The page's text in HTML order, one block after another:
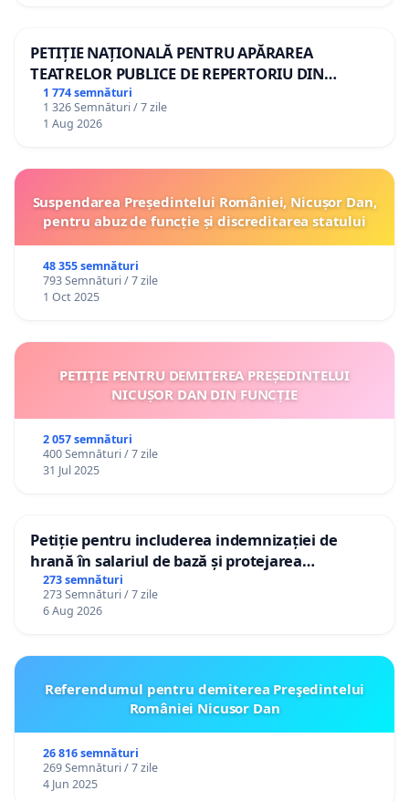
PETIȚIE NAȚIONALĂ PENTRU APĂRAREA
TEATRELOR PUBLICE DE REPERTORIU DIN
ROMÂNIA
1 774 semnături
1 326 Semnături / 7 zile
1 Aug 2026
Suspendarea Președintelui României, Nicușor Dan,
pentru abuz de funcție și discreditarea statului
48 355 semnături
793 Semnături / 7 zile
1 Oct 2025
PETIȚIE PENTRU DEMITEREA PREȘEDINTELUI
NICUȘOR DAN DIN FUNCȚIE
2 057 semnături
400 Semnături / 7 zile
31 Jul 2025
Petiție pentru includerea indemnizației de
hrană în salariul de bază și protejarea
gradațiilor de vechime pentru asistenții
personali
273 semnături
273 Semnături / 7 zile
6 Aug 2026
Referendumul pentru demiterea Preşedintelui
României Nicusor Dan
26 816 semnături
269 Semnături / 7 zile
4 Jun 2025